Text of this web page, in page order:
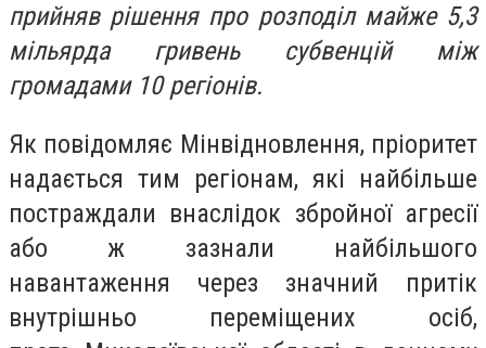
прийняв рішення про розподіл майже 5,3
мільярда гривень субвенцій між
громадами 10 регіонів.
Як повідомляє Мінвідновлення, пріоритет
надається тим регіонам, які найбільше
постраждали внаслідок збройної агресії
або ж зазнали найбільшого
навантаження через значний притік
внутрішньо переміщених осіб,